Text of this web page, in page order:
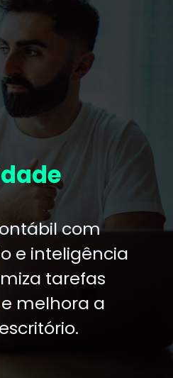
com
e inteligência
tarefas
melhora a